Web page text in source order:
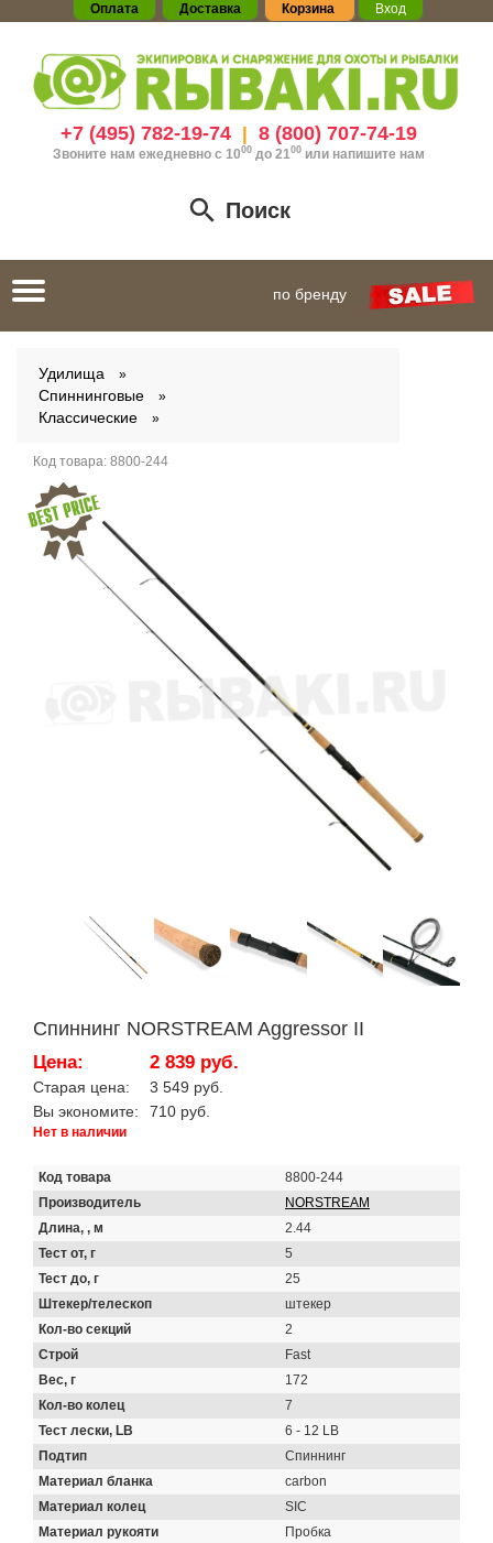
Оплата Доставка Корзина Вход
+7 (495) 782-19-74| 8 (800) 707-74-19
Звоните нам ежедневно с 1000до 21 00 или напишите нам
Поиск
Toggle
navigation
по бренду
Удилища
Спиннинговые
Классические
Код товара: 8800-244
Спиннинг NORSTREAM Aggressor II
Цена: 2 839 руб.
Старая цена:
3 549 руб.
Вы экономите:
710 руб.
Нет в наличии
Код товара
8800-244
Производитель
NORSTREAM
Длина, , м
2.44
Тест от, г
5
Тест до, г
25
Штекер/телескоп
штекер
Кол-во секций
2
Строй
Fast
Вес, г
172
Кол-во колец
7
Тест лески, LB
6 - 12 LB
Подтип
Спиннинг
Материал бланка
carbon
Материал колец
SIC
Материал рукояти
Пробка